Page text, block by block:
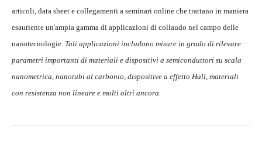
articoli, data sheet e collegamenti a seminari online che trattano in maniera
esauriente un'ampia gamma di applicazioni di collaudo nel campo delle
nanotecnologie. Tali applicazioni includono misure in grado di rilevare
parametri importanti di materiali e dispositivi a semiconduttori su scala
nanometrica, nanotubi al carbonio, dispositive a effetto Hall, materiali
con resistenza non lineare e molti altri ancora.